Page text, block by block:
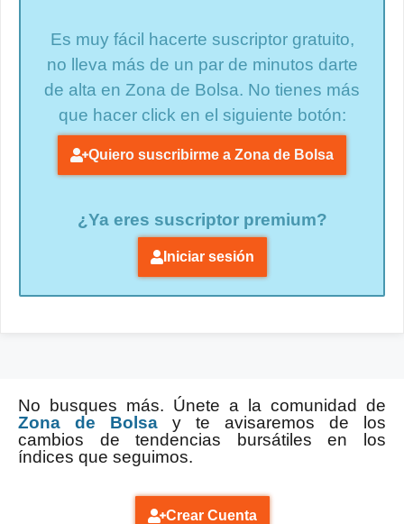
Es muy fácil hacerte suscriptor gratuito,
no lleva más de un par de minutos darte
de alta en Zona de Bolsa. No tienes más
que hacer click en el siguiente botón:
Quiero suscribirme a Zona de Bolsa
¿Ya eres suscriptor premium?
Iniciar sesión
No busques más. Únete a la comunidad de
Zona de Bolsa y te avisaremos de los
cambios de tendencias bursátiles en los
índices que seguimos.
Crear Cuenta